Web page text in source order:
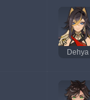
Dehya